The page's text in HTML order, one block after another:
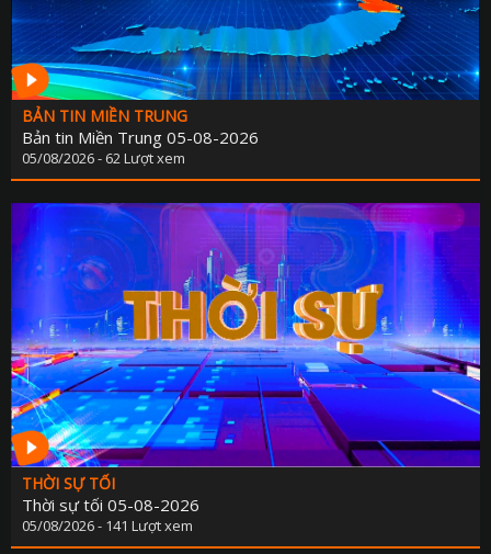
BẢN TIN MIỀN TRUNG
Bản tin Miền Trung 05-08-2026
05/08/2026 - 62 Lượt xem
THỜI SỰ TỐI
Thời sự tối 05-08-2026
05/08/2026 - 141 Lượt xem